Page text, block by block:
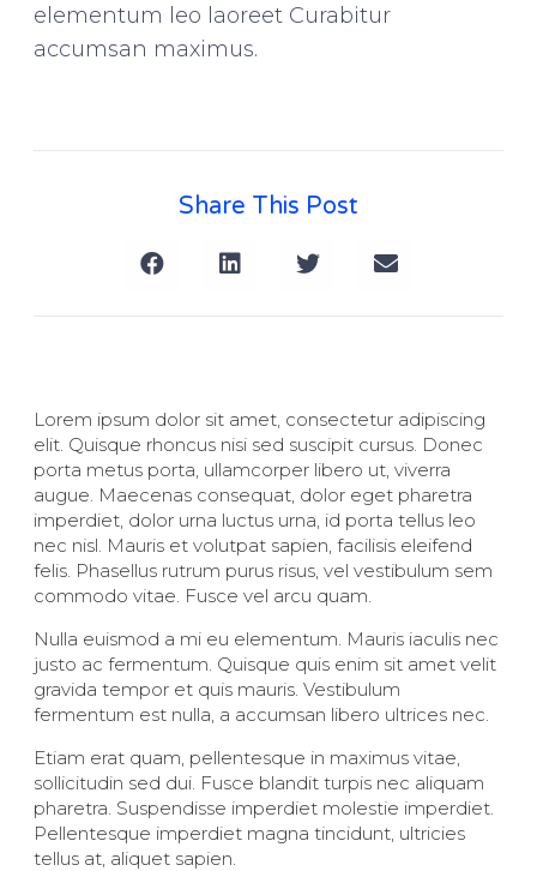
elementum leo laoreet Curabitur
accumsan maximus.
Share This Post
Lorem ipsum dolor sit amet, consectetur adipiscing
elit. Quisque rhoncus nisi sed suscipit cursus. Donec
porta metus porta, ullamcorper libero ut, viverra
augue. Maecenas consequat, dolor eget pharetra
imperdiet, dolor urna luctus urna, id porta tellus leo
nec nisl. Mauris et volutpat sapien, facilisis eleifend
felis. Phasellus rutrum purus risus, vel vestibulum sem
commodo vitae. Fusce vel arcu quam.
Nulla euismod a mi eu elementum. Mauris iaculis nec
justo ac fermentum. Quisque quis enim sit amet velit
gravida tempor et quis mauris. Vestibulum
fermentum est nulla, a accumsan libero ultrices nec.
Etiam erat quam, pellentesque in maximus vitae,
sollicitudin sed dui. Fusce blandit turpis nec aliquam
pharetra. Suspendisse imperdiet molestie imperdiet.
Pellentesque imperdiet magna tincidunt, ultricies
tellus at, aliquet sapien.